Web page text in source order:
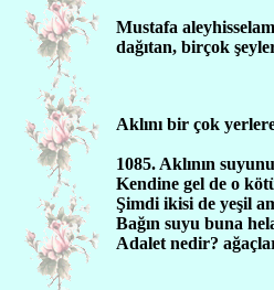
Mustafa
dağıtan, birçok
Aklını bir çok
1085. Aklının
Kendine gel de o
Şimdi ikisi de yeşil
Bağın suyu buna
Adalet nedir?